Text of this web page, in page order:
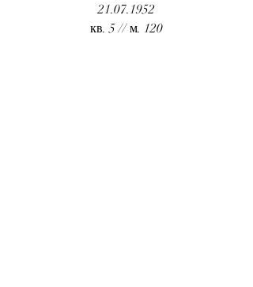
21.07.1952
кв. 5 // м. 120